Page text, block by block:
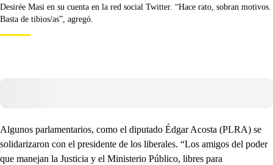
Desirée Masi en su cuenta en la red social Twitter. “Hace rato, sobran motivos.
Basta de tibios/as”, agregó.
Algunos parlamentarios, como el diputado Édgar Acosta (PLRA) se
solidarizaron con el presidente de los liberales. “Los amigos del poder
que manejan la Justicia y el Ministerio Público, libres para